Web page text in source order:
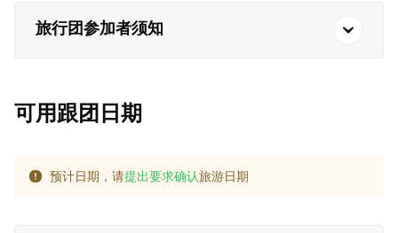
旅行团参加者须知
可用跟团日期
预计日期，请提出要求确认旅游日期